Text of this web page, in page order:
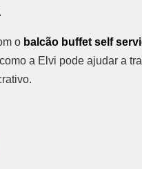
o balcão buffet self
a Elvi pode ajudar a